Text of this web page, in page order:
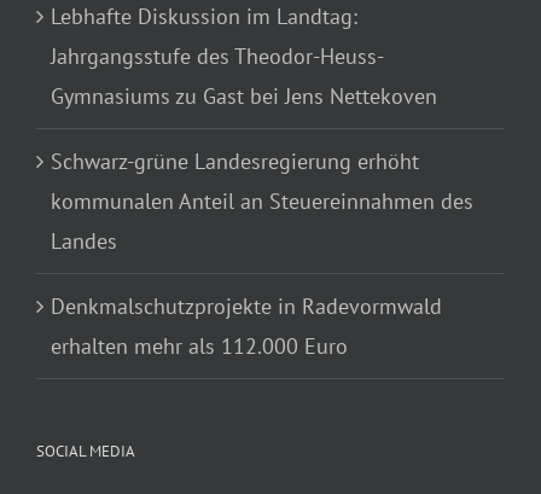
Lebhafte Diskussion im Landtag:
Jahrgangsstufe des Theodor-Heuss-
Gymnasiums zu Gast bei Jens Nettekoven
Schwarz-grüne Landesregierung erhöht
kommunalen Anteil an Steuereinnahmen des
Landes
Denkmalschutzprojekte in Radevormwald
erhalten mehr als 112.000 Euro
SOCIAL MEDIA